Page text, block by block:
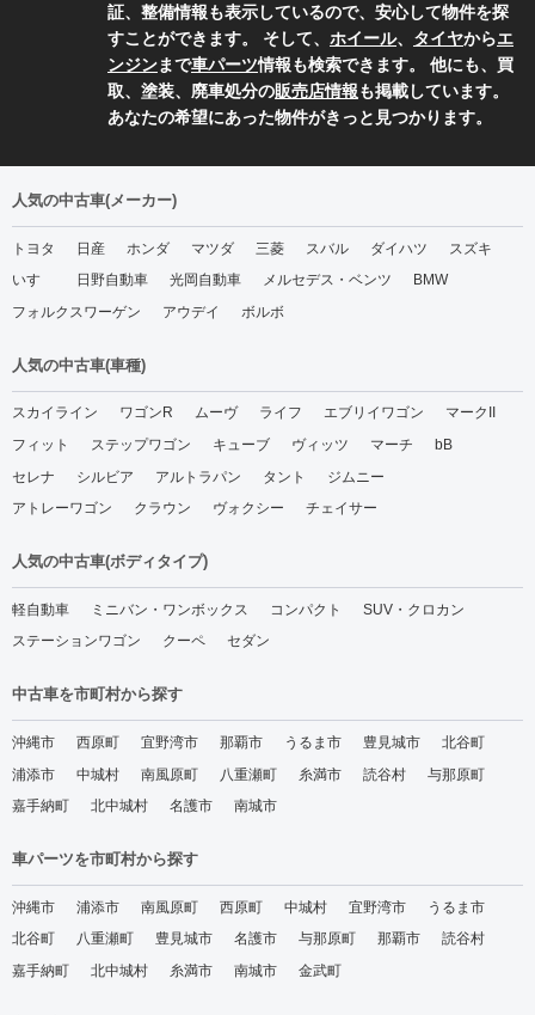
証、整備情報も表示しているので、安心して物件を探
すことができます。 そして、 ホイール、 タイヤからエ
ンジンまで車パーツ情報も検索できます。 他にも、買
取、塗装、廃車処分の販売店情報も掲載しています。
あなたの希望にあった物件がきっと見つかります。
人気の中古車(メーカー)
トヨタ 日産 ホンダ マツダ 三菱 スバル ダイハツ
スズキ
いすゞ
日野自動車 光岡自動車 メルセデス・ベンツ
BMW
フォルクスワーゲン
アウデイ ボルボ
人気の中古車(車種)
スカイライン ワゴンR ムーヴ ライフ エブリイワゴン
マークII
フィット
ステップワゴン キューブ ヴィッツ マーチ
bB
セレナ
シルビア アルトラパン タント
ジムニー
アトレーワゴン
クラウン ヴォクシー チェイサー
人気の中古車(ボディタイプ)
軽自動車 ミニバン・ワンボックス コンパクト
SUV・クロカン
ステーションワゴン
クーペ セダン
中古車を市町村から探す
沖縄市 西原町 宜野湾市 那覇市 うるま市 豊見城市
北谷町
浦添市
中城村 南風原町 八重瀬町 糸満市 読谷村
与那原町
嘉手納町
北中城村 名護市 南城市
車パーツを市町村から探す
沖縄市 浦添市 南風原町 西原町 中城村 宜野湾市
うるま市
北谷町
八重瀬町 豊見城市 名護市 与那原町 那覇市
読谷村
嘉手納町
北中城村 糸満市 南城市 金武町